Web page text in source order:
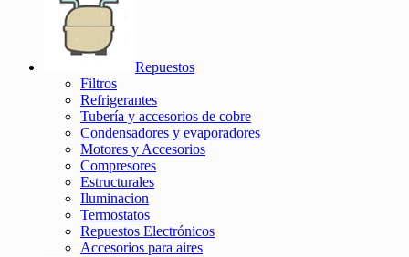
Repuestos
Filtros
Refrigerantes
Tubería y accesorios de cobre
Condensadores y evaporadores
Motores y Accesorios
Compresores
Estructurales
Iluminacion
Termostatos
Repuestos Electrónicos
Accesorios para aires